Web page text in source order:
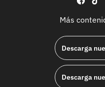
Más
Descarga
Descarga